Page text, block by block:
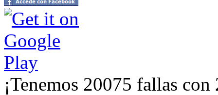
¡Tenemos 20075 fallas